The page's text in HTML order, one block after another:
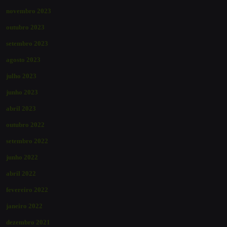
novembro 2023
outubro 2023
setembro 2023
agosto 2023
julho 2023
junho 2023
abril 2023
outubro 2022
setembro 2022
junho 2022
abril 2022
fevereiro 2022
janeiro 2022
dezembro 2021